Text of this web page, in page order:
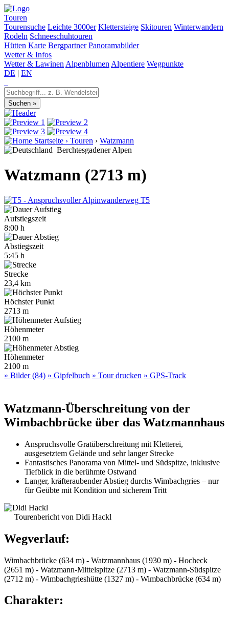
Touren
Tourensuche Leichte 3000er Klettersteige Skitouren Winterwandern
Rodeln Schneeschuhtouren
Hütten Karte Bergpartner Panoramabilder
Wetter & Infos
Wetter & Lawinen Alpenblumen Alpentiere Wegpunkte
DE | EN
Startseite › Touren › Watzmann
Berchtesgadener Alpen
Watzmann (2713 m)
T5
Aufstiegszeit
8:00 h
Abstiegszeit
5:45 h
Strecke
23,4 km
Höchster Punkt
2713 m
Höhenmeter
2100 m
Höhenmeter
2100 m
» Bilder (84) » Gipfelbuch » Tour drucken » GPS-Track
Watzmann-Überschreitung von der
Wimbachbrücke über das Watzmannhaus
Anspruchsvolle Gratüberschreitung mit Kletterei,
ausgesetztem Gelände und sehr langer Strecke
Fantastisches Panorama von Mittel- und Südspitze, inklusive
Tiefblick in die berühmte Ostwand
Langer, kräfteraubender Abstieg durchs Wimbachgries – nur
für Geübte mit Kondition und sicherem Tritt
Tourenbericht von Didi Hackl
Wegverlauf:
Wimbachbrücke (634 m) - Watzmannhaus (1930 m) - Hocheck
(2651 m) - Watzmann-Mittelspitze (2713 m) - Watzmann-Südspitze
(2712 m) - Wimbachgrieshütte (1327 m) - Wimbachbrücke (634 m)
Charakter: